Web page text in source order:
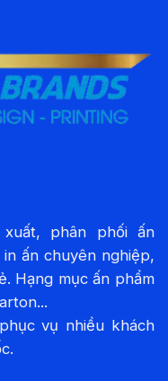
xuất, phân phối ấn
ấn chuyên nghiệp,
Hạng mục ấn phẩm
vụ nhiều khách